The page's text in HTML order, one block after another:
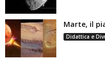
Marte, il
Didattica e